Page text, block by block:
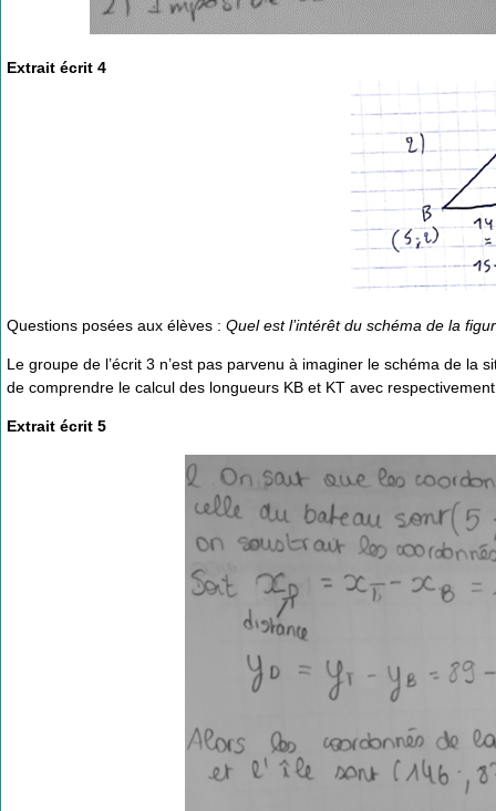
Extrait écrit 4
Questions posées aux élèves : Quel est l’intérêt du schéma de la
Le groupe de l’écrit 3 n’est pas parvenu à imaginer le schéma de la
de comprendre le calcul des longueurs KB et KT avec
Extrait écrit 5